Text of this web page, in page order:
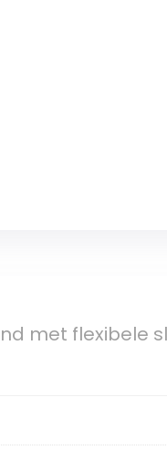
met flexibele